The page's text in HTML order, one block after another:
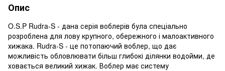
Опис
O.S.P Rudra-S - дана серія воблерів була спеціально
розроблена для лову крупного, обережного і малоактивного
хижака. Rudra-S - це потопаючий воблер, що дає
можливість обловлювати більш глибокі ділянки водойми, де
ховається великий хижак. Воблер має систему